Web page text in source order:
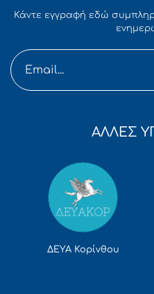
Κάντε εγγραφή εδώ
ΑΛΛΕΣ
ΔΕΥΑ Κορίνθου